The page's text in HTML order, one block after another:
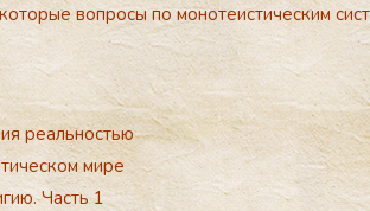
вопросы по монотеистическим
реальностью
мире
Часть 1